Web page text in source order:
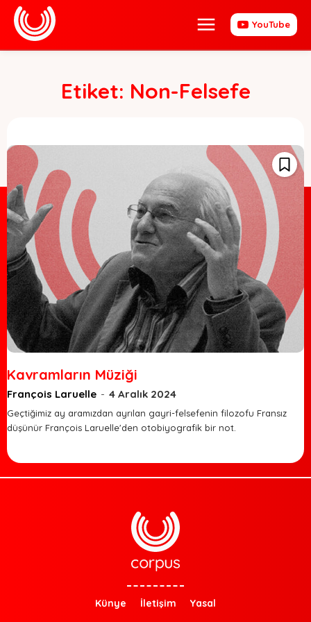
YouTube
Etiket: Non-Felsefe
Kavramların Müziği
François Laruelle - 4 Aralık 2024
Geçtiğimiz ay aramızdan ayrılan gayri-felsefenin filozofu Fransız
düşünür François Laruelle'den otobiyografik bir not.
Künye İletişim Yasal